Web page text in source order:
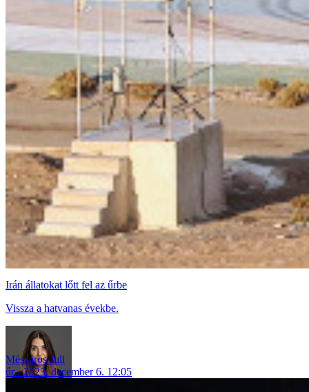
Irán állatokat lőtt fel az űrbe
Vissza a hatvanas évekbe.
Mészáros Juli
űr
2023. december 6. 12:05